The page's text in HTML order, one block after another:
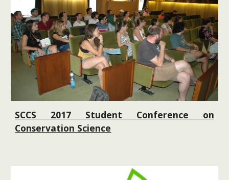
SCCS 2017 Student Conference on
Conservation Science